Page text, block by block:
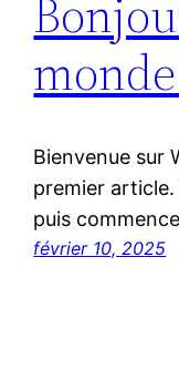
Bienvenue sur
premier
puis
février 10, 2025